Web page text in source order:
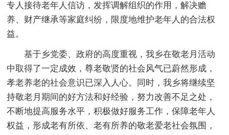
专人接待老年人信访，发挥调解组织的作用，解决赡
养、财产继承等家庭纠纷，限度地维护老年人的合法权
益。
基于乡党委、政府的高度重视，我乡在敬老月活动
中取得了一定成效，尊老敬贤的社会风气已蔚然形成，
孝老养老的社会意识已深入人心。同时，我乡将继续坚
持敬老月期间的好方法和好经验，努力改善不足之处，
不断地提高服务水平，积极做好服务工作，保障老年人
权益，形成老有所依、老有所养的敬老爱老社会氛围，